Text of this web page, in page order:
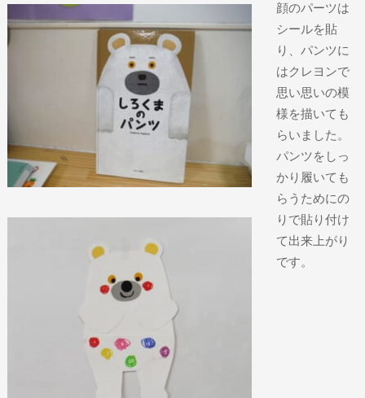
顔のパーツは
シールを貼
り、パンツに
はクレヨンで
思い思いの模
様を描いても
らいました。
パンツをしっ
かり履いても
らうためにの
りで貼り付け
て出来上がり
です。